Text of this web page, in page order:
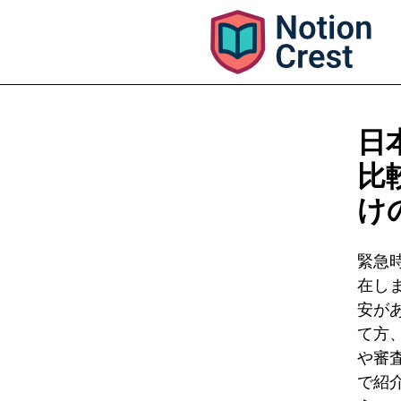
日
比
け
緊急
在し
安が
て方
や審
で紹